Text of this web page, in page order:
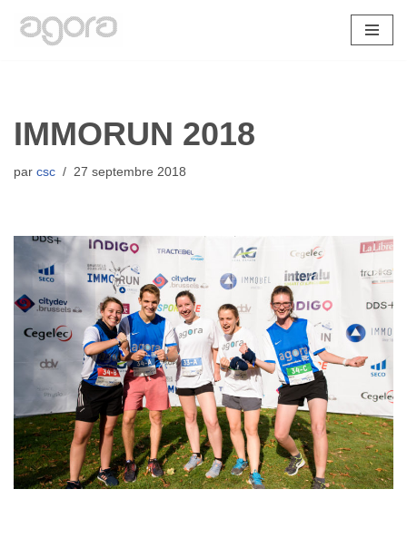
IMMORUN 2018
par csc 27 septembre 2018